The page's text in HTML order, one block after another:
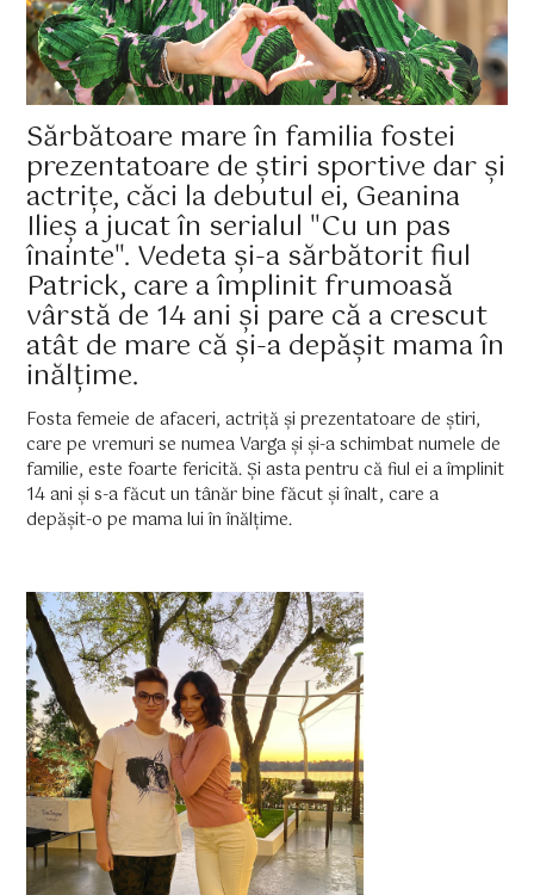
Sărbătoare mare în familia fostei
prezentatoare de știri sportive dar și
actrițe, căci la debutul ei, Geanina
Ilieș a jucat în serialul "Cu un pas
înainte". Vedeta și-a sărbătorit fiul
Patrick, care a împlinit frumoasă
vârstă de 14 ani și pare că a crescut
atât de mare că și-a depășit mama în
inălțime.
Fosta femeie de afaceri, actriță și prezentatoare de știri,
care pe vremuri se numea Varga și și-a schimbat numele de
familie, este foarte fericită. Și asta pentru că fiul ei a împlinit
14 ani și s-a făcut un tânăr bine făcut și înalt, care a
depășit-o pe mama lui în înălțime.